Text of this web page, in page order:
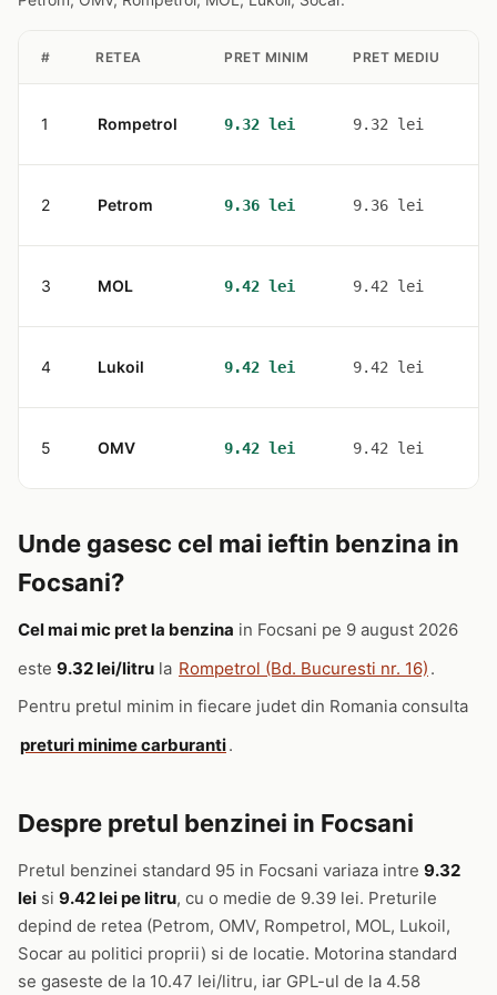
# RETEA PRET MINIM PRET MEDIU
1 Rompetrol 9.32 lei 9.32 lei
2 Petrom 9.36 lei 9.36 lei
3 MOL 9.42 lei 9.42 lei
4 Lukoil 9.42 lei 9.42 lei
5 OMV 9.42 lei 9.42 lei
Unde gasesc cel mai ieftin benzina in
Focsani?
Cel mai mic pret la benzina in Focsani pe 9 august 2026
este 9.32 lei/litru la Rompetrol (Bd. Bucuresti nr. 16) .
Pentru pretul minim in fiecare judet din Romania consulta
preturi minime carburanti.
Despre pretul benzinei in Focsani
Pretul benzinei standard 95 in Focsani variaza intre 9.32
lei si 9.42 lei pe litru, cu o medie de 9.39 lei. Preturile
depind de retea (Petrom, OMV, Rompetrol, MOL, Lukoil,
Socar au politici proprii) si de locatie. Motorina standard
se gaseste de la 10.47 lei/litru, iar GPL-ul de la 4.58